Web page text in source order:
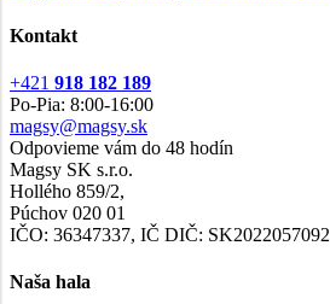
Kontakt
+421 918 182 189
Po-Pia: 8:00-16:00
magsy@magsy.sk
Odpovieme vám do 48 hodín
Magsy SK s.r.o.
Hollého 859/2,
Púchov 020 01
IČO: 36347337, IČ DIČ: SK2022057092
Naša hala